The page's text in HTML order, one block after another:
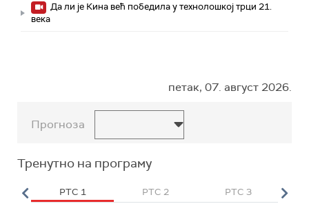
Да ли је Кина већ победила у технолошкој трци 21.
века
петак, 07. август 2026.
Прогноза
Тренутно на програму
РТС 1 РТС 2 РТС 3